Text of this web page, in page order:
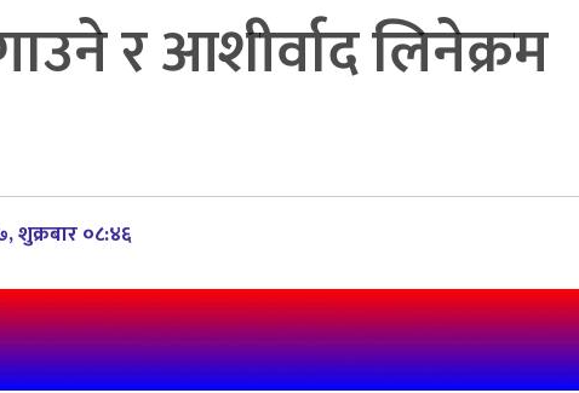
र आशीर्वाद लिनेक्रम
शुक्रबार ०८:४६